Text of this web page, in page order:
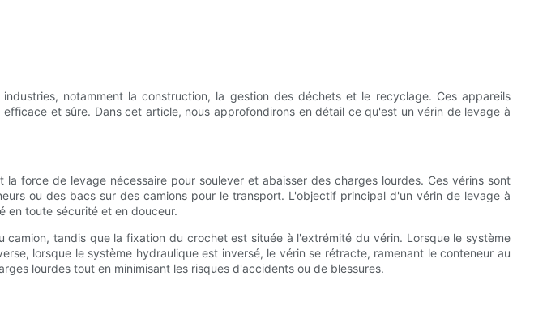
notamment la construction, la gestion des déchets et le recyclage. Ces appareils
et sûre. Dans cet article, nous approfondirons en détail ce qu'est un vérin de levage à
force de levage nécessaire pour soulever et abaisser des charges lourdes. Ces vérins sont
ou des bacs sur des camions pour le transport. L'objectif principal d'un vérin de levage à
en toute sécurité et en douceur.
tandis que la fixation du crochet est située à l'extrémité du vérin. Lorsque le système
lorsque le système hydraulique est inversé, le vérin se rétracte, ramenant le conteneur au
lourdes tout en minimisant les risques d'accidents ou de blessures.